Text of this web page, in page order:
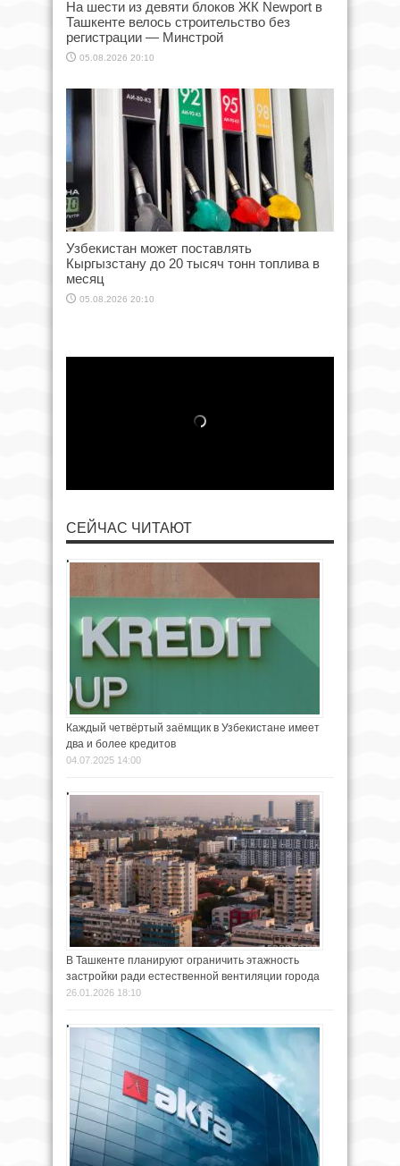
На шести из девяти блоков ЖК Newport в
Ташкенте велось строительство без
регистрации — Минстрой
05.08.2026 20:10
Узбекистан может поставлять
Кыргызстану до 20 тысяч тонн топлива в
месяц
05.08.2026 20:10
СЕЙЧАС ЧИТАЮТ
Каждый четвёртый заёмщик в Узбекистане имеет
два и более кредитов
04.07.2025 14:00
В Ташкенте планируют ограничить этажность
застройки ради естественной вентиляции города
26.01.2026 18:10